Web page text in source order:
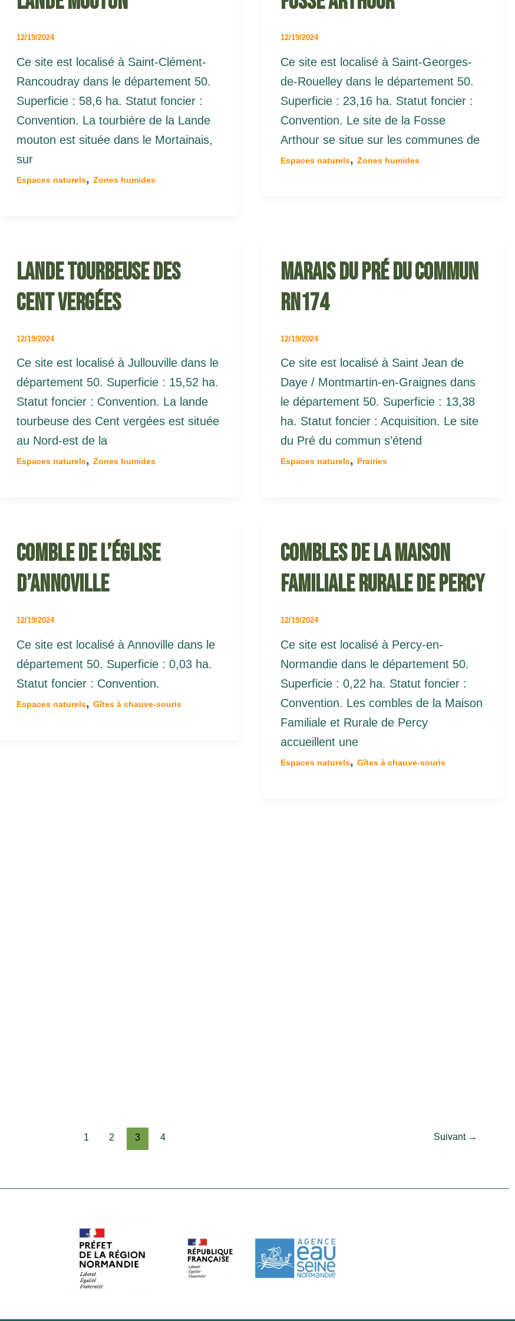
12/19/2024
Ce site est localisé à Saint-Clément-
Rancoudray dans le département 50.
Superficie : 58,6 ha. Statut foncier :
Convention. La tourbière de la Lande
mouton est située dans le Mortainais,
sur
Espaces naturels, Zones humides
12/19/2024
Ce site est localisé à Saint-Georges-
de-Rouelley dans le département 50.
Superficie : 23,16 ha. Statut foncier :
Convention. Le site de la Fosse
Arthour se situe sur les communes de
Espaces naturels, Zones humides
Lande tourbeuse des
Cent vergées
12/19/2024
Ce site est localisé à Jullouville dans le
département 50. Superficie : 15,52 ha.
Statut foncier : Convention. La lande
tourbeuse des Cent vergées est située
au Nord-est de la
Espaces naturels, Zones humides
Marais du pré du commun
RN174
12/19/2024
Ce site est localisé à Saint Jean de
Daye / Montmartin-en-Graignes dans
le département 50. Superficie : 13,38
ha. Statut foncier : Acquisition. Le site
du Pré du commun s’étend
Espaces naturels, Prairies
Comble de l’église
d’Annoville
12/19/2024
Ce site est localisé à Annoville dans le
département 50. Superficie : 0,03 ha.
Statut foncier : Convention.
Espaces naturels, Gîtes à chauve-souris
Combles de la maison
familiale rurale de Percy
12/19/2024
Ce site est localisé à Percy-en-
Normandie dans le département 50.
Superficie : 0,22 ha. Statut foncier :
Convention. Les combles de la Maison
Familiale et Rurale de Percy
accueillent une
Espaces naturels, Gîtes à chauve-souris
1 2 3 4 Suivant →